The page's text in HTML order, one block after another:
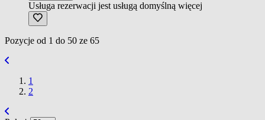
Usługa rezerwacji jest usługą domyślną więcej
Pozycje od 1 do 50 ze 65
1
2